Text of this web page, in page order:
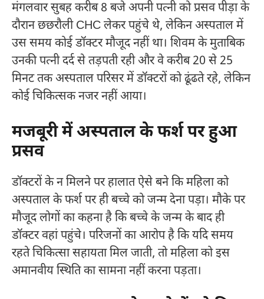
मंगलवार सुबह करीब 8 बजे अपनी पत्नी को प्रसव पीड़ा के
दौरान छछरौली CHC लेकर पहुंचे थे, लेकिन अस्पताल में
उस समय कोई डॉक्टर मौजूद नहीं था। शिवम के मुताबिक
उनकी पत्नी दर्द से तड़पती रही और वे करीब 20 से 25
मिनट तक अस्पताल परिसर में डॉक्टरों को ढूंढते रहे, लेकिन
कोई चिकित्सक नजर नहीं आया।
मजबूरी में अस्पताल के फर्श पर हुआ
प्रसव
डॉक्टरों के न मिलने पर हालात ऐसे बने कि महिला को
अस्पताल के फर्श पर ही बच्चे को जन्म देना पड़ा। मौके पर
मौजूद लोगों का कहना है कि बच्चे के जन्म के बाद ही
डॉक्टर वहां पहुंचे। परिजनों का आरोप है कि यदि समय
रहते चिकित्सा सहायता मिल जाती, तो महिला को इस
अमानवीय स्थिति का सामना नहीं करना पड़ता।